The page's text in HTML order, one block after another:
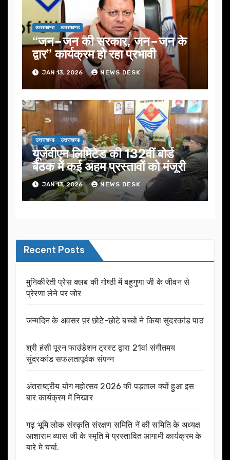
उत्तराखण्ड उत्तराखण्ड
“जन–जन की सरकार, जन–जन के
द्वार” कार्यक्रम हो रहा प्रभावी
JAN 13, 2026 NEWS DESK
उत्तराखण्ड उत्तराखण्ड
यूजेवीएन लिमिटेड की 132वीं बोर्ड
बैठक में कई अहम प्रस्तावों को मंजूरी
JAN 13, 2026 NEWS DESK
Recent Posts
मुनिकीरेती प्रेस क्लब की गोष्ठी में बहुगुणा जी के जीवन से
प्रेरणा लेने पर जोर
जन्मदिन के अवसर प़र छोटे-छोटे बच्चो ने किया सुंदरकांड पाठ
श्री हंसी पूरन फाउंडेशन ट्रस्ट द्वारा 21वां संगीतमय
सुंदरकांड सफलतापूर्वक संपन्न
अंतराष्ट्रीय योग महोत्सव 2026 की पड़ताल क्यों हुआ इस
बार कार्यक्रम में निखार
गढ़ भूमि लोक संस्कृति संरक्षण समिति नें की समिति के अध्यक्ष
आशाराम व्यास जी के स्मृति मे प्रस्तावित आगामी कार्यक्रम के
बारे मे चर्चा.